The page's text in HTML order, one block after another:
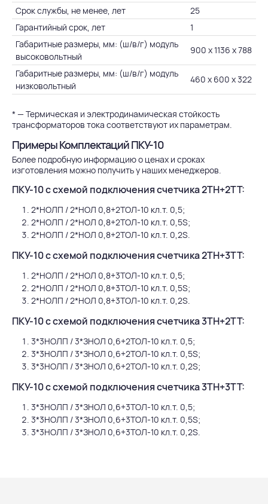
Срок службы, не менее, лет
25
Гарантийный срок, лет
1
Габаритные размеры, мм: (ш/в/г) модуль
высоковольтный
900 х 1136 х 788
Габаритные размеры, мм: (ш/в/г) модуль
низковольтный
460 х 600 х 322
* — Термическая и электродинамическая стойкость
трансформаторов тока соответствуют их параметрам.
Примеры Комплектаций ПКУ-10
Более подробную информацию о ценах и сроках
изготовления можно получить у наших менеджеров.
ПКУ-10 с схемой подключения счетчика 2ТН+2ТТ:
2*НОЛП / 2*НОЛ 0,8+2ТОЛ-10 кл.т. 0,5;
2*НОЛП / 2*НОЛ 0,8+2ТОЛ-10 кл.т. 0,5S;
2*НОЛП / 2*НОЛ 0,8+2ТОЛ-10 кл.т. 0,2S.
ПКУ-10 с схемой подключения счетчика 2ТН+3ТТ:
2*НОЛП / 2*НОЛ 0,8+3ТОЛ-10 кл.т. 0,5;
2*НОЛП / 2*НОЛ 0,8+3ТОЛ-10 кл.т. 0,5S;
2*НОЛП / 2*НОЛ 0,8+3ТОЛ-10 кл.т. 0,2S.
ПКУ-10 с схемой подключения счетчика 3ТН+2ТТ:
3*3НОЛП / 3*ЗНОЛ 0,6+2ТОЛ-10 кл.т. 0,5;
3*3НОЛП / 3*ЗНОЛ 0,6+2ТОЛ-10 кл.т. 0,5S;
3*3НОЛП / 3*ЗНОЛ 0,6+2ТОЛ-10 кл.т. 0,2S;
ПКУ-10 с схемой подключения счетчика 3ТН+3ТТ:
3*3НОЛП / 3*ЗНОЛ 0,6+3ТОЛ-10 кл.т. 0,5;
3*3НОЛП / 3*ЗНОЛ 0,6+3ТОЛ-10 кл.т. 0,5S;
3*3НОЛП / 3*ЗНОЛ 0,6+3ТОЛ-10 кл.т. 0,2S.